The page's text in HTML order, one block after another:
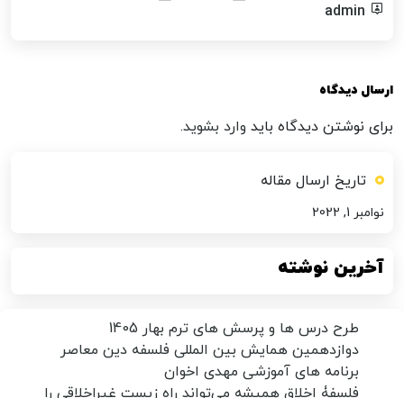
admin
ارسال دیدگاه
برای نوشتن دیدگاه باید وارد بشوید.
تاریخ ارسال مقاله
نوامبر 1, 2022
آخرین نوشته
طرح درس ها و پرسش های ترم بهار 1405
دوازدهمین همایش بین المللی فلسفه دین معاصر
برنامه های آموزشی مهدی اخوان
فلسفۀ اخلاق همیشه می‌تواند راه زیست غیراخلاقی را